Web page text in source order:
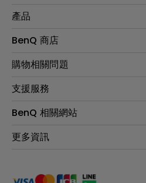
產品
大型液晶
投影機
智慧照明
專業拍物視訊鏡頭
BenQ 商店
最新產品與活動
尋找銷售據點
會員綁定LINE教學
購物相關問題
第一次購物就上手
延長保固購買
贈品兌換網站首頁
支援服務
服務公告
保固條例
手冊與軟體下載
BenQ 相關網站
專業商用解決方案
更多資訊
永續發展